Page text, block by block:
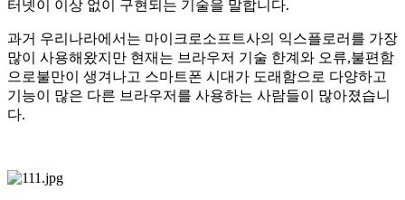
터넷이 이상 없이 구현되는 기술을 말합니다.
과거 우리나라에서는 마이크로소프트사의 익스플로러를 가장
많이 사용해왔지만 현재는 브라우저 기술 한계와 오류,불편함
으로불만이 생겨나고 스마트폰 시대가 도래함으로 다양하고
기능이 많은 다른 브라우저를 사용하는 사람들이 많아졌습니
다.